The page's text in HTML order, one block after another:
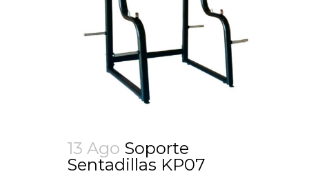
13 Ago Soporte
Sentadillas KP07